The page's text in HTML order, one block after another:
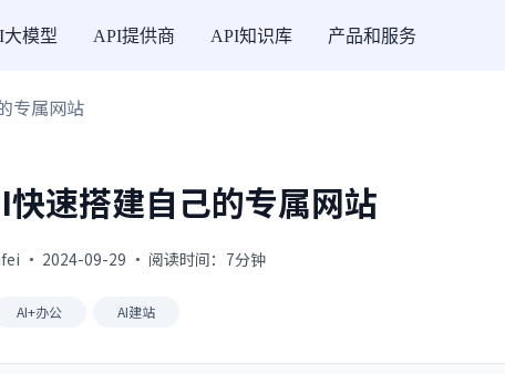
大模型 API提供商 API知识库 产品和服务
专属网站
速搭建自己的专属网站
· 2024-09-29 · 阅读时间：7分钟
AI+办公 AI建站